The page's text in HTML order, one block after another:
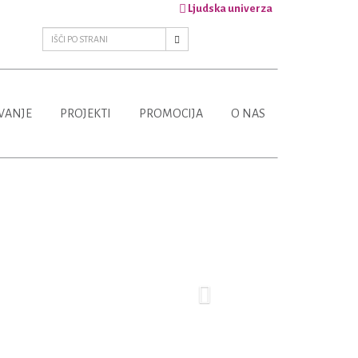
Ljudska univerza
PROJEKTI PROMOCIJA O NAS